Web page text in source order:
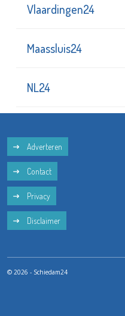
Vlaardingen24
Maassluis24
NL24
Adverteren
Contact
Privacy
Disclaimer
© 2026 - Schiedam24